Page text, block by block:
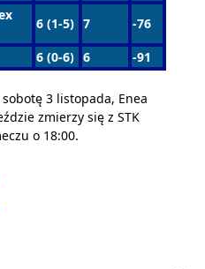
6 (1-5) 7
-76
6 (0-6) 6 -91
3 listopada, Enea
zmierzy się z STK
o 18:00.